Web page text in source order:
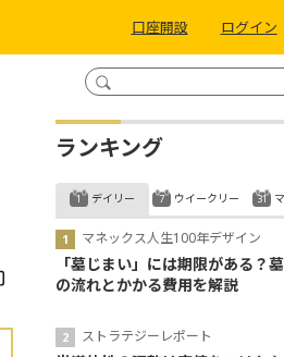
口座開設 ログイン
ランキング
デイリー
マネックス人生100年デザイン
「墓じまい」には期限がある？
の流れとかかる費用を解説
ストラテジーレポート
ウイークリー